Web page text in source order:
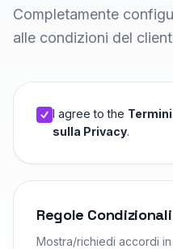
Completamente
alle condizioni del
I agree to the
sulla Privacy.
Regole Condizionali
Mostra/richiedi accordi